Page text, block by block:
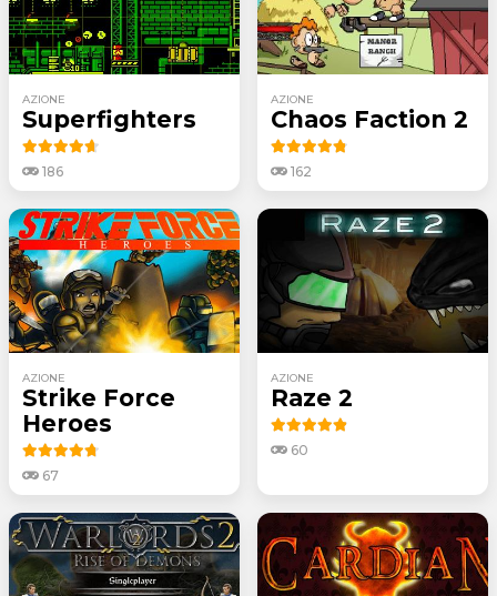
AZIONE
Superfighters
186
AZIONE
Chaos Faction 2
162
AZIONE
Strike Force
Heroes
67
AZIONE
Raze 2
60